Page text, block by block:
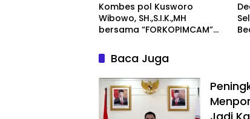
Kombes pol Kusworo
Wibowo, SH.,S.I.K.,MH
bersama “FORKOPIMCAM”
Jum’at Curhat Jelang Pemilu
Serentak 2024
Baca Juga